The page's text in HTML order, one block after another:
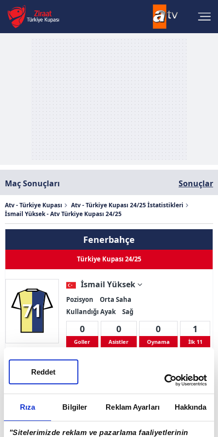
Rıza Bilgiler Reklam Ayarları Hakkında
"Sitelerimizde reklam ve pazarlama faaliyetlerinin
Reddet
Maç Sonuçları Sonuçlar
Atv - Türkiye Kupası
Atv - Türkiye Kupası 24/25 İstatistikleri
İsmail Yüksek - Atv Türkiye Kupası 24/25
Fenerbahçe
Türkiye Kupası 24/25
71
İsmail Yüksek
Pozisyon
Orta Saha
Kullandığı Ayak
Sağ
0
Goller
0
Asistler
0
Oynama
1
İlk 11
Sarı Kart 0
Adı Soyadı İsmail Yüksek
Doğum Tarihi 26.01.1999
Ülke Türkiye